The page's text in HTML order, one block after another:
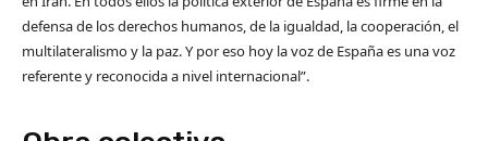
defensa de los derechos humanos, de la igualdad, la cooperación, el
multilateralismo y la paz. Y por eso hoy la voz de España es una voz
referente y reconocida a nivel internacional”.